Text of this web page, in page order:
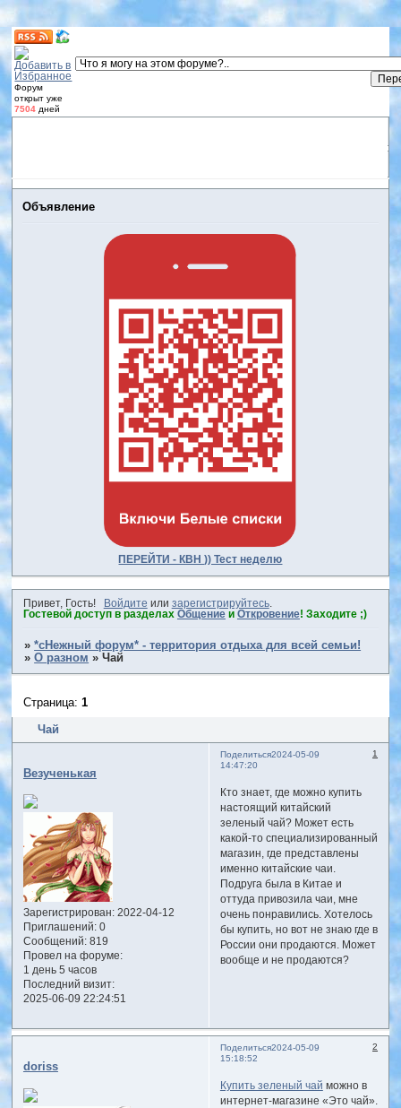
Форум
открыт уже
7504 дней
Объявление
ПЕРЕЙТИ - КВН )) Тест неделю
Привет, Гость! Войдите или зарегистрируйтесь.
Гостевой доступ в разделах Общениеи Откровение! Заходите ;)
»*сНежный форум* - территория отдыха для всей семьи!
»О разном »Чай
Чай
Страница:1
Поделиться 1
2024-05-09
14:47:20
Везученькая
Зарегистрирован: 2022-04-12
Приглашений:0
Сообщений:819
Провел на форуме:
1 день 5 часов
Последний визит:
2025-06-09 22:24:51
Кто знает, где можно купить
настоящий китайский
зеленый чай? Может есть
какой-то специализированный
магазин, где представлены
именно китайские чаи.
Подруга была в Китае и
оттуда привозила чаи, мне
очень понравились. Хотелось
бы купить, но вот не знаю где в
России они продаются. Может
вообще и не продаются?
Поделиться 2
2024-05-09
15:18:52
doriss
Купить зеленый чай можно в
интернет-магазине «Это чай».